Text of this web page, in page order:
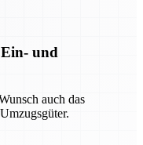
und
auch das